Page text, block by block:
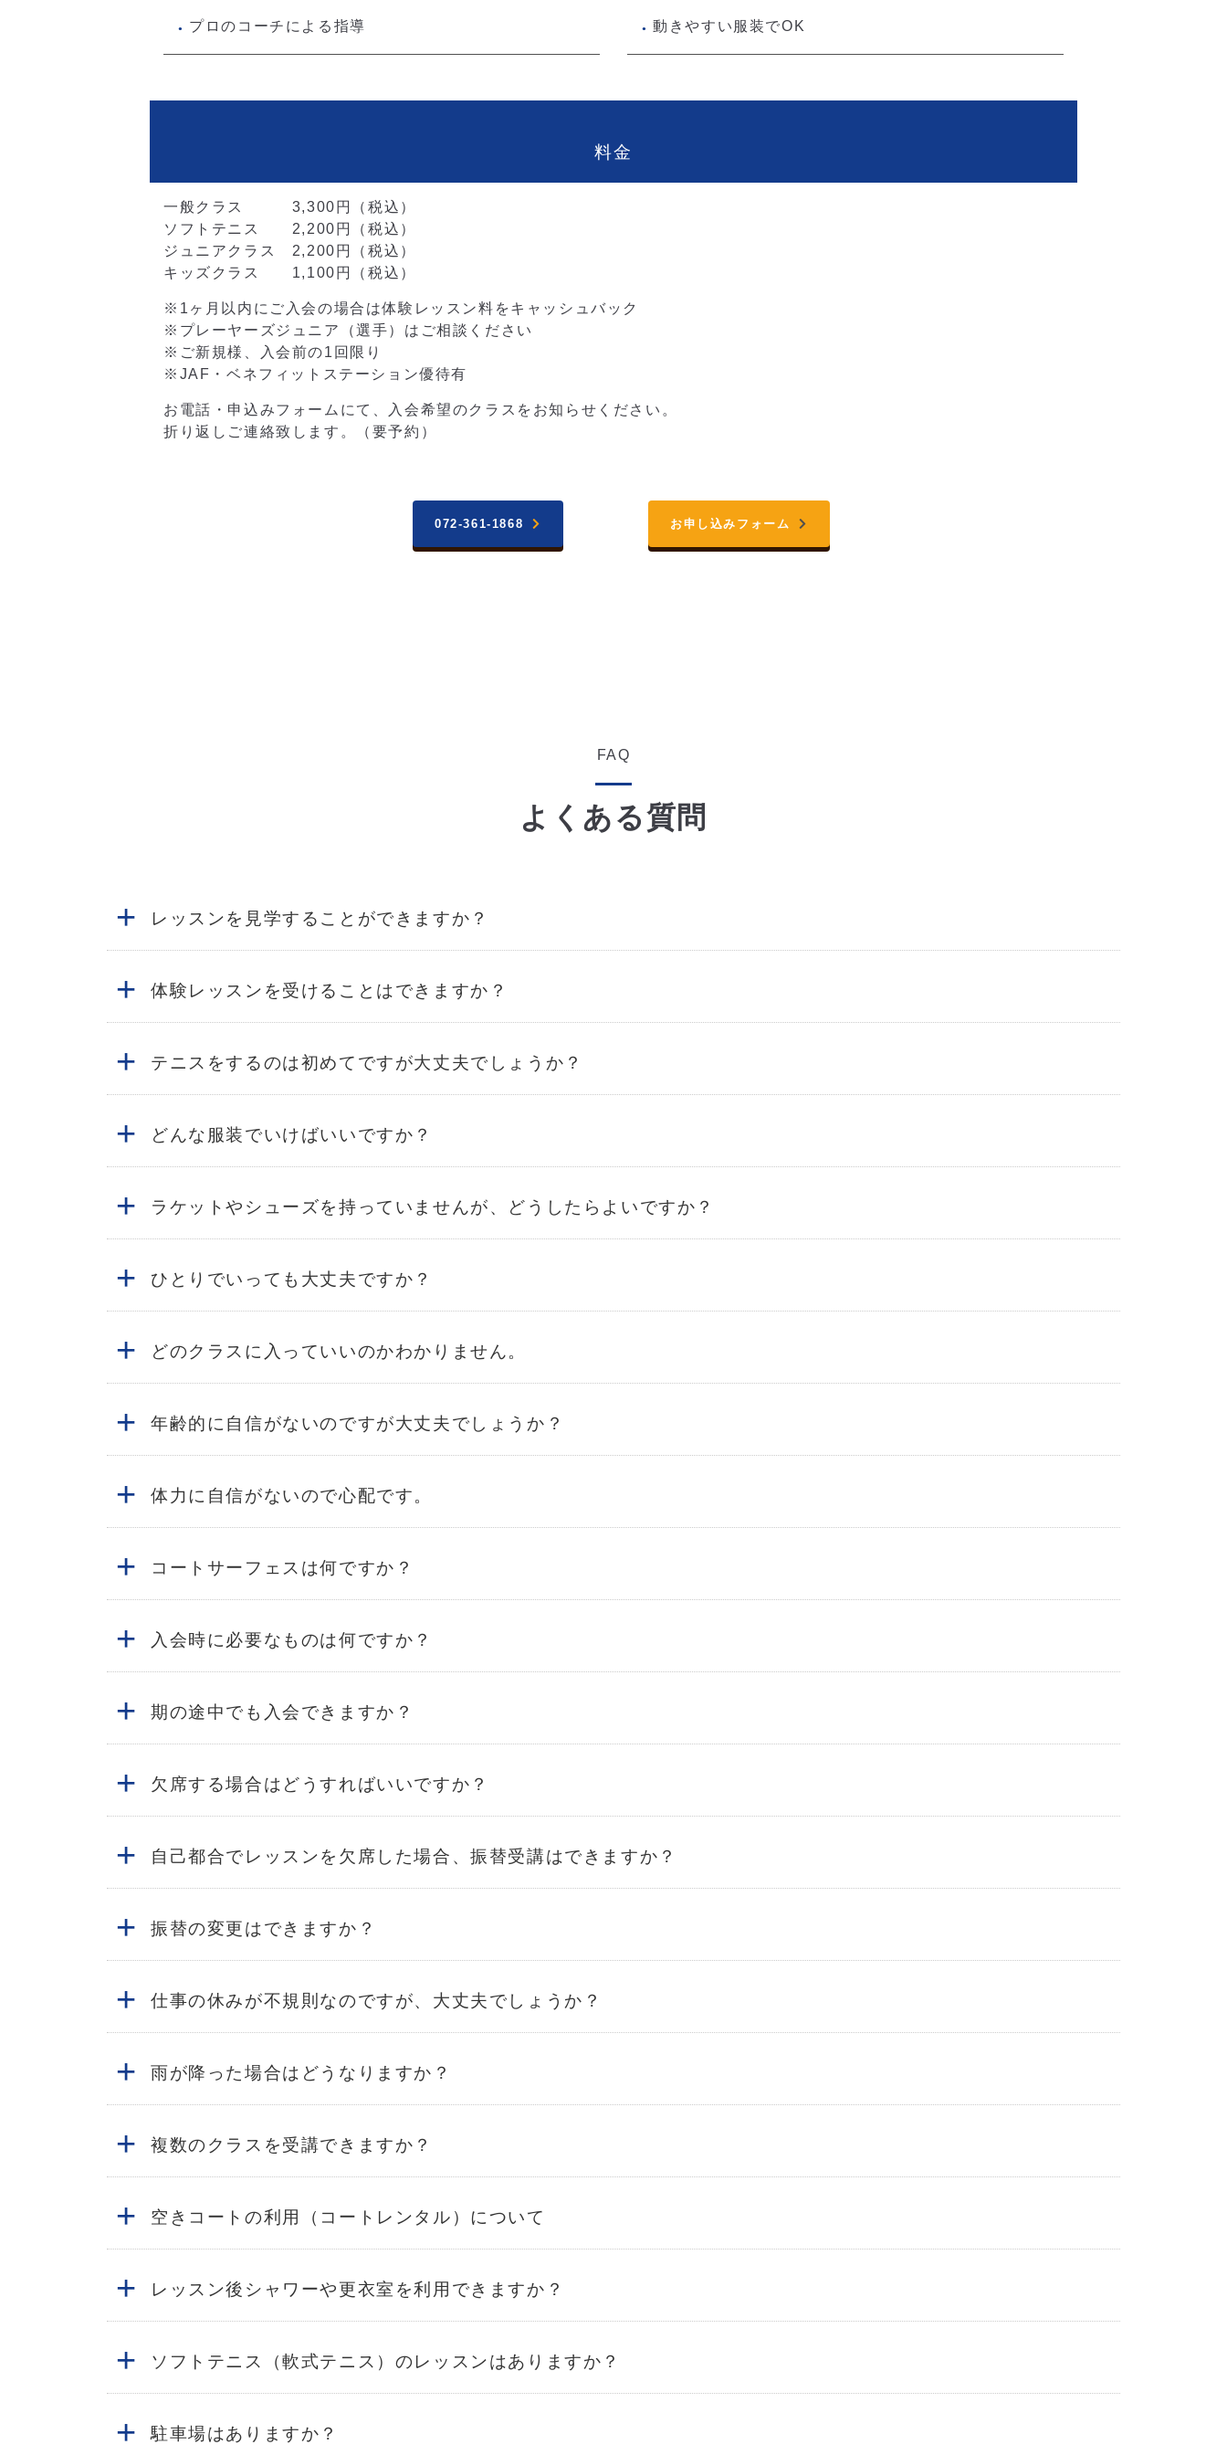
● プロのコーチによる指導 ● 動きやすい服装でOK
料金
一般クラス 3,300円（税込）
ソフトテニス 2,200円（税込）
ジュニアクラス 2,200円（税込）
キッズクラス 1,100円（税込）
※1ヶ月以内にご入会の場合は体験レッスン料をキャッシュバック
※プレーヤーズジュニア（選手）はご相談ください
※ご新規様、入会前の1回限り
※JAF・ベネフィットステーション優待有
お電話・申込みフォームにて、入会希望のクラスをお知らせください。
折り返しご連絡致します。（要予約）
072-361-1868 お申し込みフォーム
FAQ
よくある質問
+ レッスンを見学することができますか？
+ 体験レッスンを受けることはできますか？
+ テニスをするのは初めてですが大丈夫でしょうか？
+ どんな服装でいけばいいですか？
+ ラケットやシューズを持っていませんが、どうしたらよいですか？
+ ひとりでいっても大丈夫ですか？
+ どのクラスに入っていいのかわかりません。
+ 年齢的に自信がないのですが大丈夫でしょうか？
+ 体力に自信がないので心配です。
+ コートサーフェスは何ですか？
+ 入会時に必要なものは何ですか？
+ 期の途中でも入会できますか？
+ 欠席する場合はどうすればいいですか？
+ 自己都合でレッスンを欠席した場合、振替受講はできますか？
+ 振替の変更はできますか？
+ 仕事の休みが不規則なのですが、大丈夫でしょうか？
+ 雨が降った場合はどうなりますか？
+ 複数のクラスを受講できますか？
+ 空きコートの利用（コートレンタル）について
+ レッスン後シャワーや更衣室を利用できますか？
+ ソフトテニス（軟式テニス）のレッスンはありますか？
+ 駐車場はありますか？